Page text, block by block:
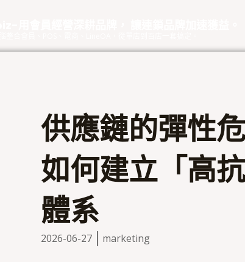
供應鏈的彈性
如何建立「高
體系
2026-06-27 marketing